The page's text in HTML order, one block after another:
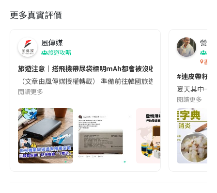
更多真實評價
風傳媒
旅遊攻略
旅遊注意｜搭飛機帶尿袋標明mAh都會被沒收😱出發前切記檢查
（文章由風傳媒授權轉載） 準備前往韓國旅遊的民眾，近期要
閱讀更多
營養
香港
#連皮帶籽
夏天其中一
閱讀更多